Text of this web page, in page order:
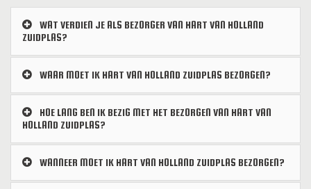
WAT VERDIEN JE ALS BEZORGER VAN HART VAN HOLLAND
ZUIDPLAS?
WAAR MOET IK HART VAN HOLLAND ZUIDPLAS BEZORGEN?
HOE LANG BEN IK BEZIG MET HET BEZORGEN VAN HART VAN
HOLLAND ZUIDPLAS?
WANNEER MOET IK HART VAN HOLLAND ZUIDPLAS BEZORGEN?